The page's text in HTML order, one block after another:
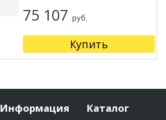
75 107 руб.
Купить
Информация Каталог